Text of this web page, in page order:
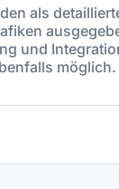
als
und
möglich.